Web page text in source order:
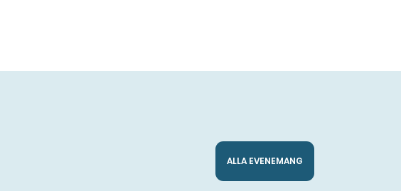
ALLA EVENEMANG